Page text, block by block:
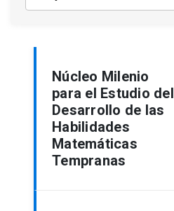
Núcleo Milenio
para el Estudio del
Desarrollo de las
Habilidades
Matemáticas
Tempranas